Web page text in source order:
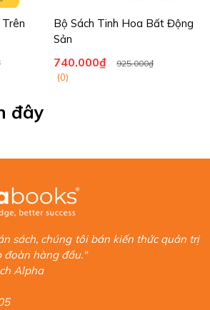
Bộ Sách Tinh Hoa Bất Động
Sản
740.000₫ 925.000₫
(0)
đây
sách, chúng tôi bán kiến thức quản trị
đoàn hàng đầu."
Alpha